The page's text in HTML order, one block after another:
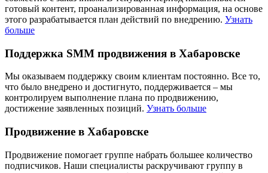
готовый контент, проанализированная информация, на основе
этого разрабатывается план действий по внедрению. Узнать
больше
Поддержка SMM продвижения в Хабаровске
Мы оказываем поддержку своим клиентам постоянно. Все то,
что было внедрено и достигнуто, поддерживается – мы
контролируем выполнение плана по продвижению,
достижение заявленных позиций. Узнать больше
Продвижение в Хабаровске
Продвижение помогает группе набрать большее количество
подписчиков. Наши специалисты раскручивают группу в